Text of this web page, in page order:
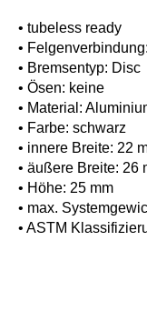
• tubeless ready
•
• Bremsentyp: Disc
• Ösen: keine
• Material:
• Farbe: schwarz
• innere Breite: 22
• äußere Breite: 26
• Höhe: 25 mm
• max.
• ASTM